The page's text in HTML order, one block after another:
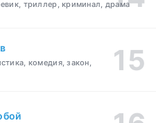
триллер, криминал, драма
комедия, закон,